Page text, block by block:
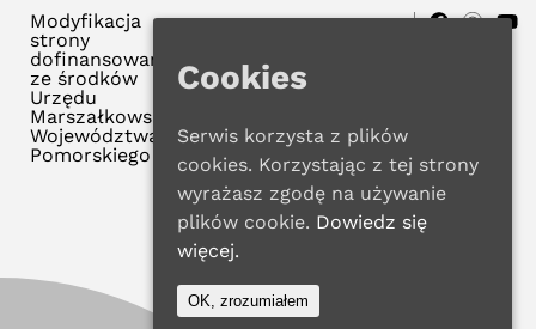
Modyfikacja
strony
dofinansowana
ze środków
Urzędu
Marszałkowskiego
Województwa
Pomorskiego
Cookies
Serwis korzysta z plików
cookies. Korzystając z tej strony
wyrażasz zgodę na używanie
plików cookie. Dowiedz się
więcej.
OK, zrozumiałem